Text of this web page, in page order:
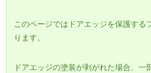
このページではドアエッジを保護する
ります。
ドアエッジの塗装が剥がれた場合、一